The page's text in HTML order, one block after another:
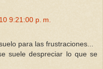
9:21:00 p. m.
para las frustraciones...
suele despreciar lo que se